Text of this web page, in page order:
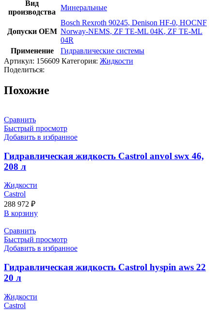
Вид
производства
Минеральные
Допуски OEM
Bosch Rexroth 90245, Denison HF-0, HOCNF
Norway-NEMS, ZF TE-ML 04K, ZF TE-ML
04R
Применение
Гидравлические системы
Артикул: 156609 Категория: Жидкости
Поделиться:
Похожие
Сравнить
Быстрый просмотр
Добавить в избранное
Гидравлическая жидкость Castrol anvol swx 46,
208 л
Жидкости
Castrol
288 972 ₽
В корзину
Сравнить
Быстрый просмотр
Добавить в избранное
Гидравлическая жидкость Castrol hyspin aws 22
20 л
Жидкости
Castrol